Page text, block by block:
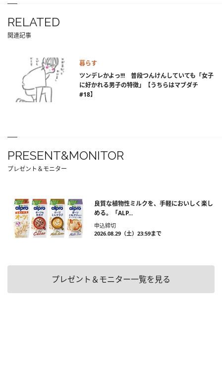
RELATED
関連記事
暮らす
ツンデレかよっ!!! 普段つんけんしていても「女子
に好かれる男子の特徴」【うちらはマブダチ
#18】
PRESENT&MONITOR
プレゼント＆モニター
良質な植物性ミルクを、手軽においしく楽し
める。「ALP...
申込締切
2026.08.29（土）23:59まで
プレゼント＆モニター一覧を見る